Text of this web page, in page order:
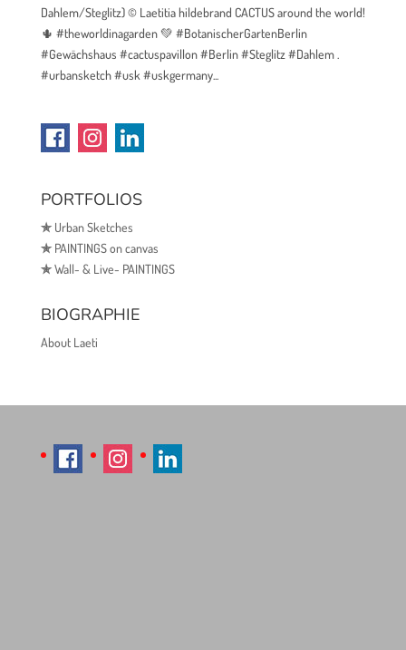
Dahlem/Steglitz) © Laetitia hildebrand CACTUS around the world!
🌵 #theworldinagarden 💚 #BotanischerGartenBerlin
#Gewächshaus #cactuspavillon #Berlin #Steglitz #Dahlem .
#urbansketch #usk #uskgermany...
PORTFOLIOS
✯Urban Sketches
✯PAINTINGS on canvas
✯Wall- & Live- PAINTINGS
BIOGRAPHIE
About Laeti